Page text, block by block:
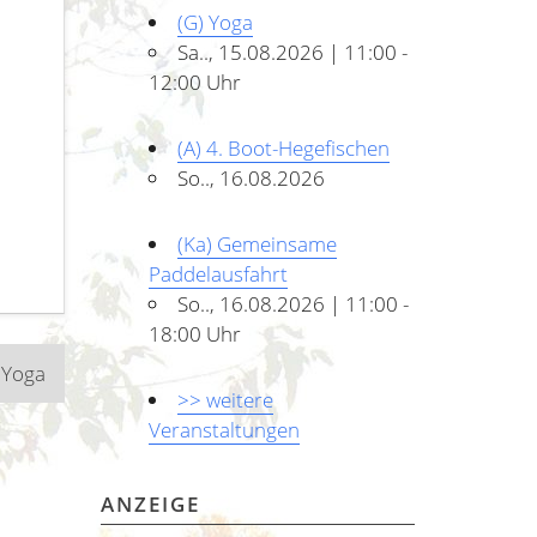
(G) Yoga
Sa.., 15.08.2026 | 11:00 -
12:00 Uhr
(A) 4. Boot-Hegefischen
So.., 16.08.2026
(Ka) Gemeinsame
Paddelausfahrt
So.., 16.08.2026 | 11:00 -
18:00 Uhr
>> weitere
Veranstaltungen
ANZEIGE